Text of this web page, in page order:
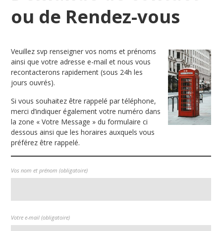
ou de Rendez-vous
Veuillez svp renseigner vos noms et prénoms
ainsi que votre adresse e-mail et nous vous
recontacterons rapidement (sous 24h les
jours ouvrés).
Si vous souhaitez être rappelé par téléphone,
merci d’indiquer également votre numéro dans
la zone « Votre Message » du formulaire ci
dessous ainsi que les horaires auxquels vous
préférez être rappelé.
Vos nom et prénom (obligatoire)
Votre e-mail (obligatoire)